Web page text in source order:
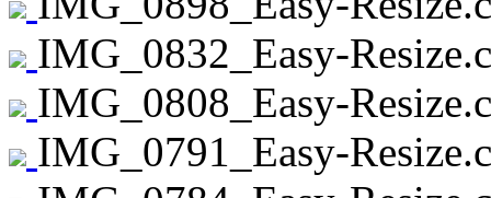
IMG_0832_Easy-
IMG_0808_Easy-
IMG_0791_Easy-